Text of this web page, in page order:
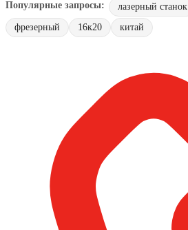
лазерный станок
фрезерный
16к20 китай